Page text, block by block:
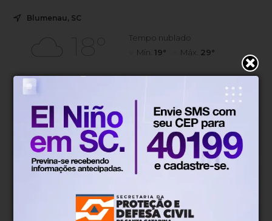
Blumenau, SC
18°
Tempo nublado
Mín. 19° Máx. 29°
Vento
100%
Umidade
12%(0mm)
Chance de chuva
06h53
Nascer do sol
05h51
Pôr do sol
17°
16°
13°